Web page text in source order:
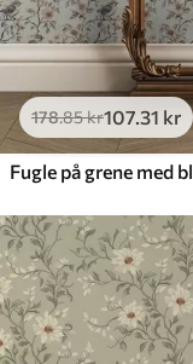
178.85kr107.31 kr